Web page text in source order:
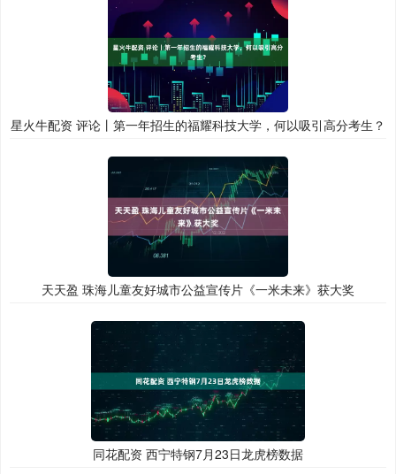
星火牛配资 评论丨第一年招生的福耀科技大学，何以吸引高分考生？
天天盈 珠海儿童友好城市公益宣传片《一米未来》获大奖
同花配资 西宁特钢7月23日龙虎榜数据